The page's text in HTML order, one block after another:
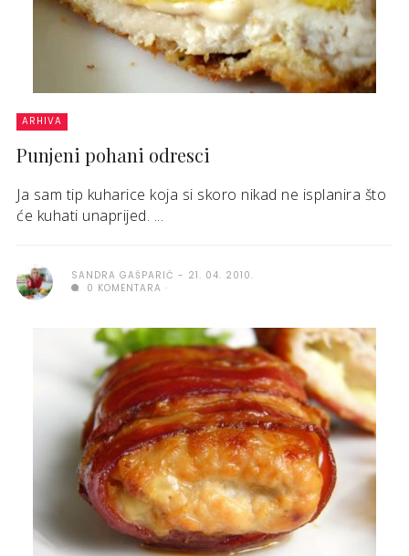
ARHIVA
Punjeni pohani odresci
Ja sam tip kuharice koja si skoro nikad ne isplanira što
će kuhati unaprijed. ...
SANDRA GAŠPARIĆ
21. 04. 2010.
0 KOMENTARA